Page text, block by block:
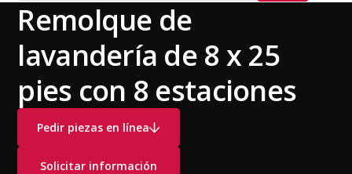
Remolque de
lavandería de 8 x 25
pies con 8 estaciones
Pedir piezas en línea
Solicitar información